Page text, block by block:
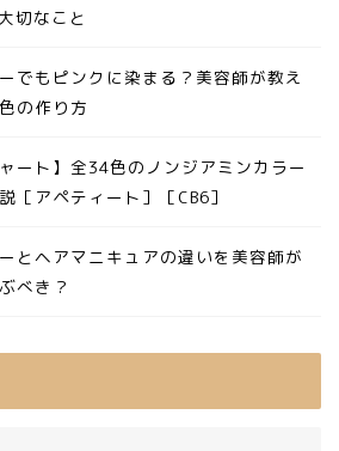
切なこと
でもピンクに染まる？美容師が教え
の作り方
ート】全34色のノンジアミンカラー
［アペティート］［CB6］
とヘアマニキュアの違いを美容師が
べき？